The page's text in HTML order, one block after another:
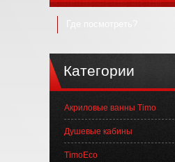
Категории
Акриловые ванны Timo
Душевые кабины
TimoEco